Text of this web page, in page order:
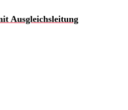
Ausgleichsleitung